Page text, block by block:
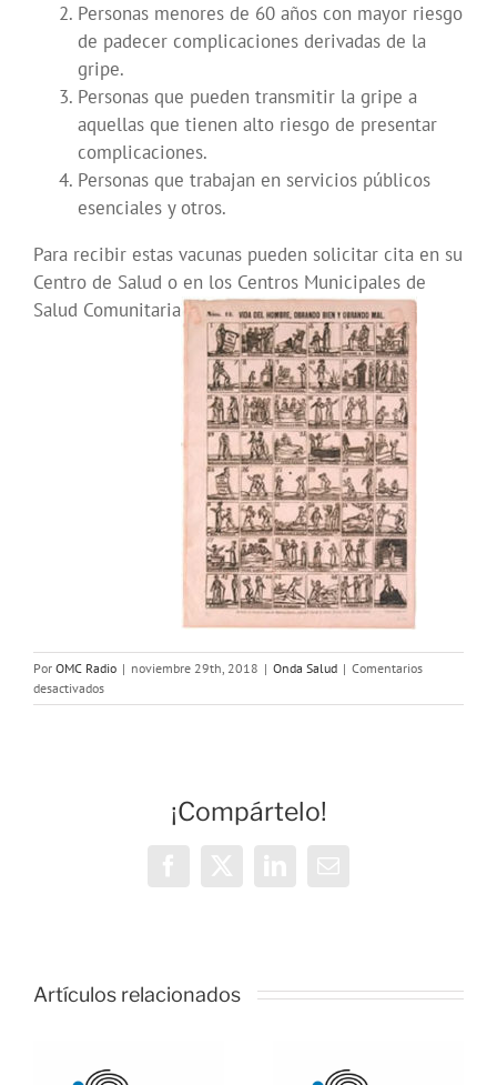
Personas menores de 60 años con mayor riesgo
de padecer complicaciones derivadas de la
gripe.
Personas que pueden transmitir la gripe a
aquellas que tienen alto riesgo de presentar
complicaciones.
Personas que trabajan en servicios públicos
esenciales y otros.
Para recibir estas vacunas pueden solicitar cita en su
Centro de Salud o en los Centros Municipales de
Salud Comunitaria
Por OMC Radio | noviembre 29th, 2018 | Onda Salud | Comentarios
desactivadosen
Onda
¡Compártelo!
Artículos relacionados
SALUD: La